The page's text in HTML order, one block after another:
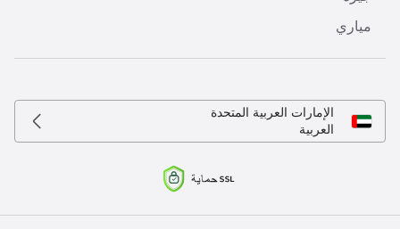
مياري
الإمارات العربية المتحدة
العربية